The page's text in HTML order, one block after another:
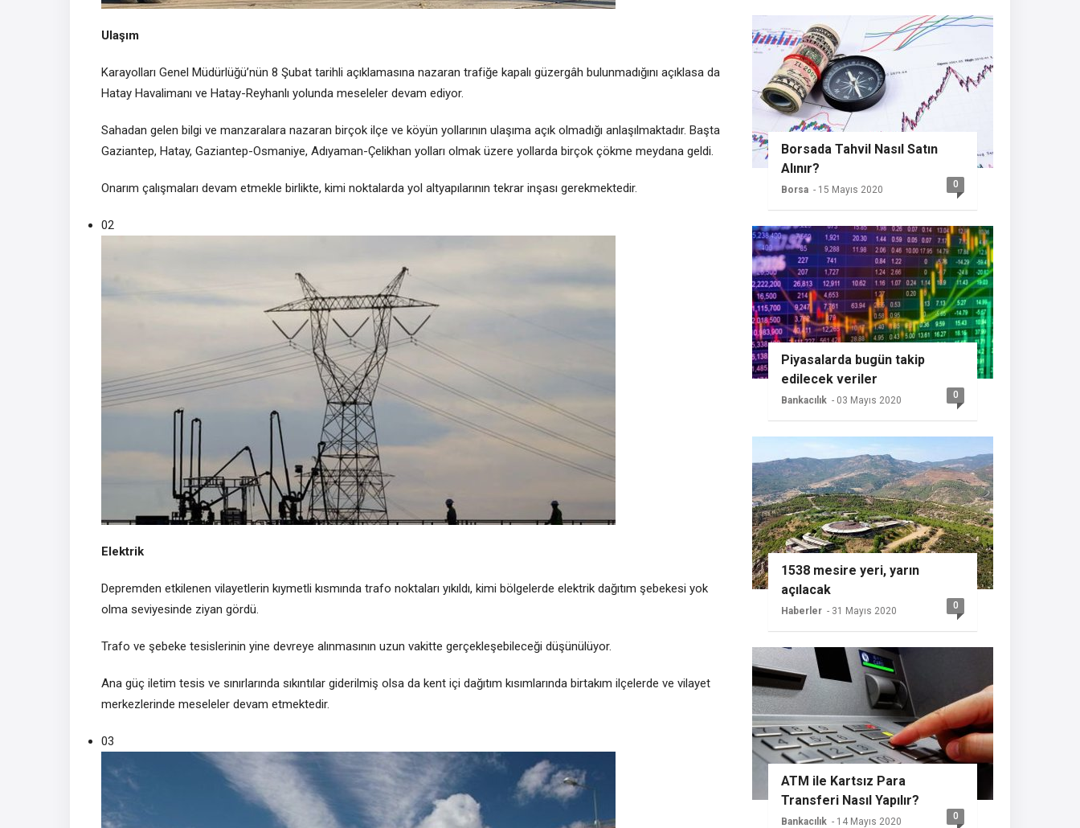
Ulaşım
Karayolları Genel Müdürlüğü’nün 8 Şubat tarihli açıklamasına nazaran trafiğe kapalı güzergâh bulunmadığını açıklasa da
Hatay Havalimanı ve Hatay-Reyhanlı yolunda meseleler devam ediyor.
Sahadan gelen bilgi ve manzaralara nazaran birçok ilçe ve köyün yollarının ulaşıma açık olmadığı anlaşılmaktadır. Başta
Gaziantep, Hatay, Gaziantep-Osmaniye, Adıyaman-Çelikhan yolları olmak üzere yollarda birçok çökme meydana geldi.
Onarım çalışmaları devam etmekle birlikte, kimi noktalarda yol altyapılarının tekrar inşası gerekmektedir.
02
Elektrik
Depremden etkilenen vilayetlerin kıymetli kısmında trafo noktaları yıkıldı, kimi bölgelerde elektrik dağıtım şebekesi yok
olma seviyesinde ziyan gördü.
Trafo ve şebeke tesislerinin yine devreye alınmasının uzun vakitte gerçekleşebileceği düşünülüyor.
Ana güç iletim tesis ve sınırlarında sıkıntılar giderilmiş olsa da kent içi dağıtım kısımlarında birtakım ilçelerde ve vilayet
merkezlerinde meseleler devam etmektedir.
03
Borsada Tahvil Nasıl Satın
Alınır?
Borsa - 15 Mayıs 2020 0
Piyasalarda bugün takip
edilecek veriler
Bankacılık - 03 Mayıs 2020 0
1538 mesire yeri, yarın
açılacak
Haberler - 31 Mayıs 2020 0
ATM ile Kartsız Para
Transferi Nasıl Yapılır?
Bankacılık - 14 Mayıs 2020 0